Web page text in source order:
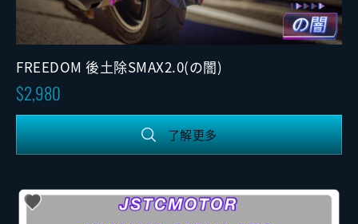
FREEDOM 後土除SMAX2.0(の闇)
2,980
了解更多